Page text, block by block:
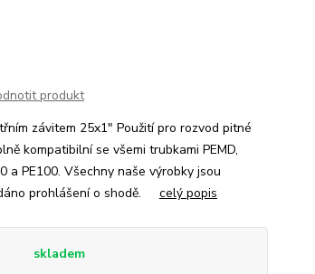
produkt
závitem 25x1" Použití pro rozvod pitné
kompatibilní se všemi trubkami PEMD,
a PE100. Všechny naše výrobky jsou
prohlášení o shodě. celý popis
skladem